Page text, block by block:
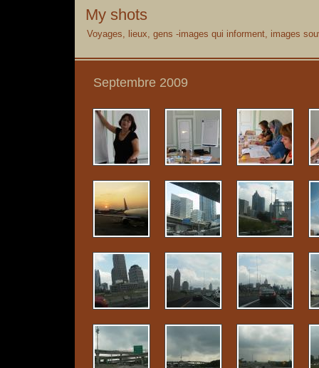
My shots
Voyages, lieux, gens -images qui informent, images
Septembre 2009